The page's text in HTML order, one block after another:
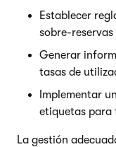
Establecer
sobre-
Generar
tasas de
Implementar
etiquetas para
La gestión